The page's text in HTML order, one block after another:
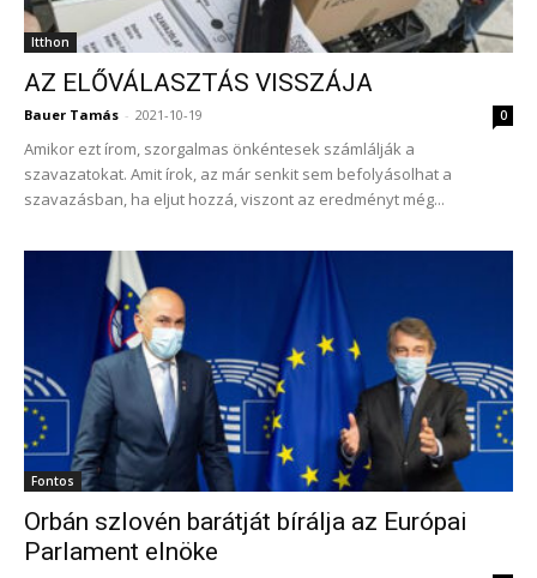
Itthon
AZ ELŐVÁLASZTÁS VISSZÁJA
Bauer Tamás - 2021-10-19 0
Amikor ezt írom, szorgalmas önkéntesek számlálják a
szavazatokat. Amit írok, az már senkit sem befolyásolhat a
szavazásban, ha eljut hozzá, viszont az eredményt még...
Fontos
Orbán szlovén barátját bírálja az Európai
Parlament elnöke